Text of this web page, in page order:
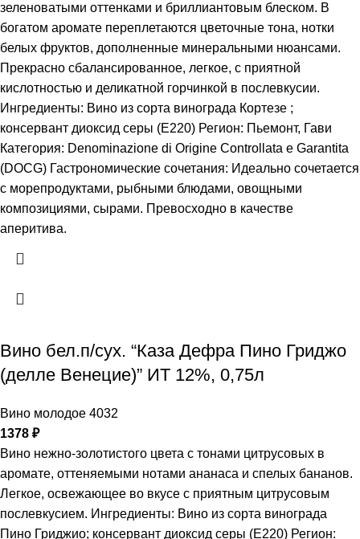
зеленоватыми оттенками и бриллиантовым блеском. В
богатом аромате переплетаются цветочные тона, нотки
белых фруктов, дополненные минеральными нюансами.
Прекрасно сбалансированное, легкое, с приятной
кислотностью и деликатной горчинкой в послевкусии.
Ингредиенты: Вино из сорта винограда Кортезе ;
консервант диоксид серы (Е220) Регион: Пьемонт, Гави
Категория: Denominazione di Origine Controllata e Garantita
(DOCG) Гастрономические сочетания: Идеально сочетается
с морепродуктами, рыбными блюдами, овощными
композициями, сырами. Превосходно в качестве
аперитива.
Вино бел.п/сух. “Каза Дефра Пино Гриджо
(делле Венецие)” ИТ 12%, 0,75л
Вино молодое 4032
1378 ₽
Вино нежно-золотистого цвета с тонами цитрусовых в
аромате, оттеняемыми нотами ананаса и спелых бананов.
Легкое, освежающее во вкусе с приятным цитрусовым
послевкусием. Ингредиенты: Вино из сорта винограда
Пино Гриджио; консервант диоксид серы (Е220) Регион: